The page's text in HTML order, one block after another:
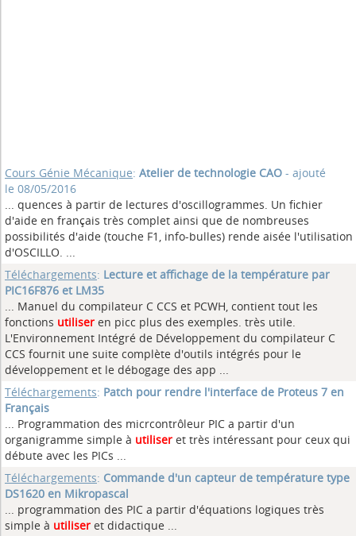
Cours Génie Mécanique: Atelier de technologie CAO - ajouté
le 08/05/2016
... quences à partir de lectures d'oscillogrammes. Un fichier
d'aide en français très complet ainsi que de nombreuses
possibilités d'aide (touche F1, info-bulles) rende aisée l'utilisation
d'OSCILLO. ...
Téléchargements: Lecture et affichage de la température par
PIC16F876 et LM35
... Manuel du compilateur C CCS et PCWH, contient tout les
fonctions utiliser en picc plus des exemples. très utile.
L'Environnement Intégré de Développement du compilateur C
CCS fournit une suite complète d'outils intégrés pour le
développement et le débogage des app ...
Téléchargements: Patch pour rendre l'interface de Proteus 7 en
Français
... Programmation des micrcontrôleur PIC a partir d'un
organigramme simple à utiliser et très intéressant pour ceux qui
débute avec les PICs ...
Téléchargements: Commande d'un capteur de température type
DS1620 en Mikropascal
... programmation des PIC a partir d'équations logiques très
simple à utiliser et didactique ...